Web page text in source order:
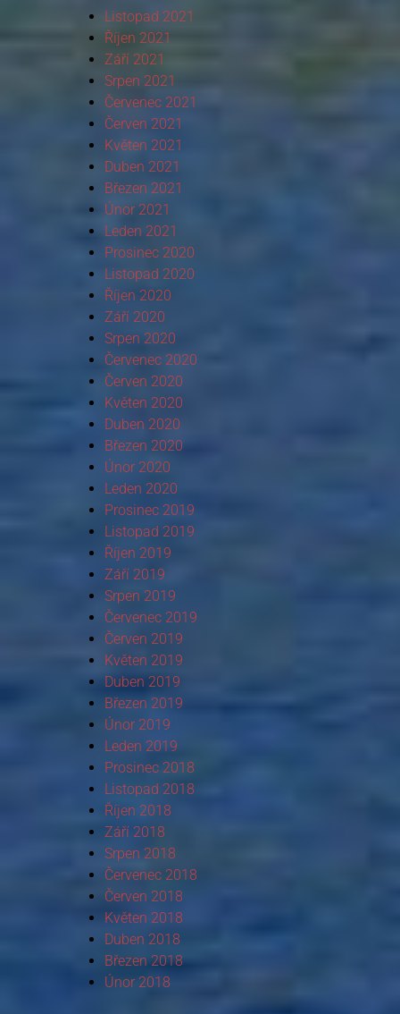
Listopad 2021
Říjen 2021
Září 2021
Srpen 2021
Červenec 2021
Červen 2021
Květen 2021
Duben 2021
Březen 2021
Únor 2021
Leden 2021
Prosinec 2020
Listopad 2020
Říjen 2020
Září 2020
Srpen 2020
Červenec 2020
Červen 2020
Květen 2020
Duben 2020
Březen 2020
Únor 2020
Leden 2020
Prosinec 2019
Listopad 2019
Říjen 2019
Září 2019
Srpen 2019
Červenec 2019
Červen 2019
Květen 2019
Duben 2019
Březen 2019
Únor 2019
Leden 2019
Prosinec 2018
Listopad 2018
Říjen 2018
Září 2018
Srpen 2018
Červenec 2018
Červen 2018
Květen 2018
Duben 2018
Březen 2018
Únor 2018